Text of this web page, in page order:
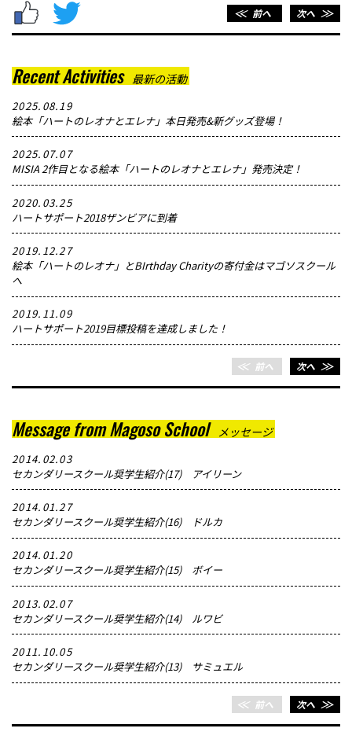
＜＜前へ 次へ＞＞
Recent Activities 最新の活動
2025.08.19
絵本「ハートのレオナとエレナ」本日発売&新グッズ登場！
2025.07.07
MISIA 2作目となる絵本「ハートのレオナとエレナ」発売決定！
2020.03.25
ハートサポート2018ザンビアに到着
2019.12.27
絵本「ハートのレオナ」とBIrthday Charityの寄付金はマゴソスクール
へ
2019.11.09
ハートサポート2019目標投稿を達成しました！
＜＜前へ 次へ＞＞
Message from Magoso School メッセージ
2014.02.03
セカンダリースクール奨学生紹介(17) アイリーン
2014.01.27
セカンダリースクール奨学生紹介(16) ドルカ
2014.01.20
セカンダリースクール奨学生紹介(15) ボイー
2013.02.07
セカンダリースクール奨学生紹介(14) ルワビ
2011.10.05
セカンダリースクール奨学生紹介(13) サミュエル
＜＜前へ 次へ＞＞